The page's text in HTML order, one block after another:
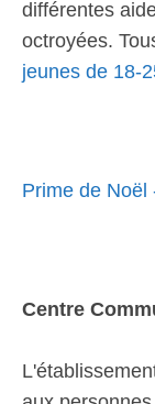
différentes
octroyées.
jeunes de 18-
Prime de Noël
Centre